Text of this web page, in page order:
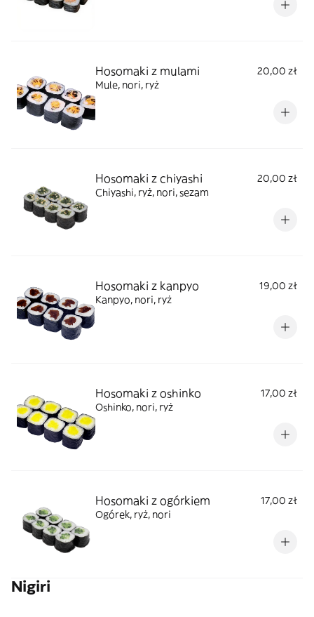
Hosomaki z mulami
20,00 zł
Mule, nori, ryż
Hosomaki z chiyashi
20,00 zł
Chiyashi, ryż, nori, sezam
Hosomaki z kanpyo
19,00 zł
Kanpyo, nori, ryż
Hosomaki z oshinko
17,00 zł
Oshinko, nori, ryż
Hosomaki z ogórkiem
17,00 zł
Ogórek, ryż, nori
Nigiri